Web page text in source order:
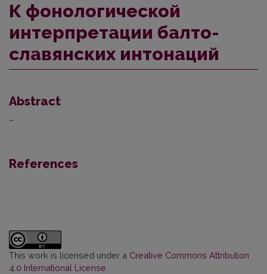
К фонологической
интерпретации балто-
славянских интонаций
Abstract
–
References
This work is licensed under a Creative Commons Attribution
4.0 International License